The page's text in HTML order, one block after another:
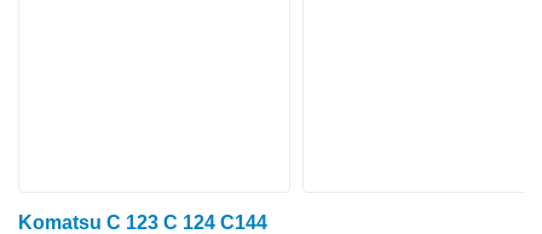
Komatsu C 123 C 124 C144